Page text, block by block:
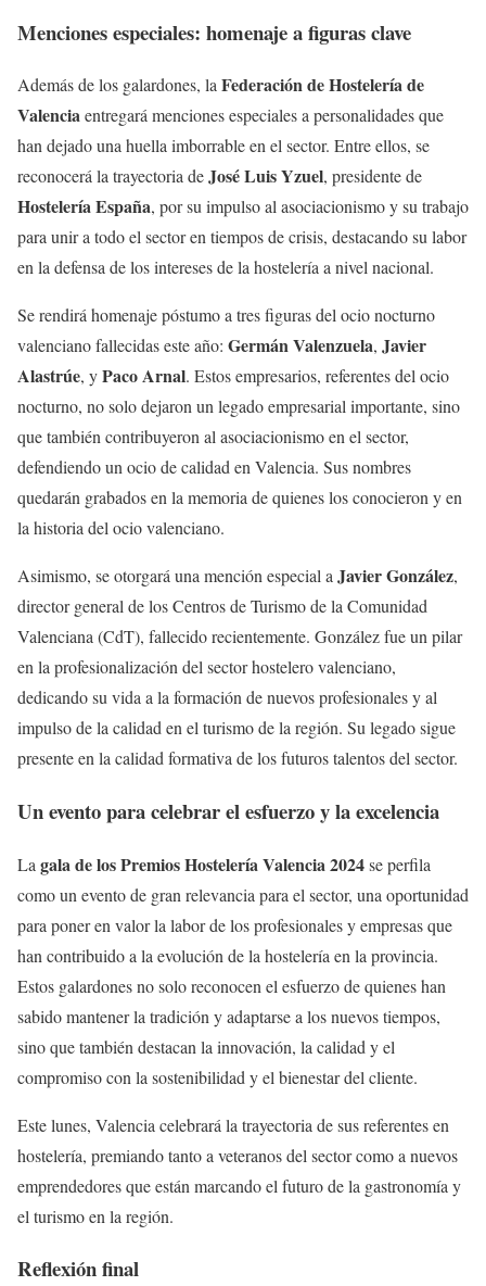
Menciones especiales: homenaje a figuras clave
Además de los galardones, laFederación de Hostelería de
Valenciaentregará menciones especiales a personalidades que
han dejado una huella imborrable en el sector. Entre ellos, se
reconocerá la trayectoria deJosé Luis Yzuel, presidente de
Hostelería España, por su impulso al asociacionismo y su trabajo
para unir a todo el sector en tiempos de crisis, destacando su labor
en la defensa de los intereses de la hostelería a nivel nacional.
Se rendirá homenaje póstumo a tres figuras del ocio nocturno
valenciano fallecidas este año: Germán Valenzuela, Javier
Alastrúe, yPaco Arnal. Estos empresarios, referentes del ocio
nocturno, no solo dejaron un legado empresarial importante, sino
que también contribuyeron al asociacionismo en el sector,
defendiendo un ocio de calidad en Valencia. Sus nombres
quedarán grabados en la memoria de quienes los conocieron y en
la historia del ocio valenciano.
Asimismo, se otorgará una mención especial aJavier González,
director general de los Centros de Turismo de la Comunidad
Valenciana (CdT), fallecido recientemente. González fue un pilar
en la profesionalización del sector hostelero valenciano,
dedicando su vida a la formación de nuevos profesionales y al
impulso de la calidad en el turismo de la región. Su legado sigue
presente en la calidad formativa de los futuros talentos del sector.
Un evento para celebrar el esfuerzo y la excelencia
La gala de los Premios Hostelería Valencia 2024se perfila
como un evento de gran relevancia para el sector, una oportunidad
para poner en valor la labor de los profesionales y empresas que
han contribuido a la evolución de la hostelería en la provincia.
Estos galardones no solo reconocen el esfuerzo de quienes han
sabido mantener la tradición y adaptarse a los nuevos tiempos,
sino que también destacan la innovación, la calidad y el
compromiso con la sostenibilidad y el bienestar del cliente.
Este lunes, Valencia celebrará la trayectoria de sus referentes en
hostelería, premiando tanto a veteranos del sector como a nuevos
emprendedores que están marcando el futuro de la gastronomía y
el turismo en la región.
Reflexión final